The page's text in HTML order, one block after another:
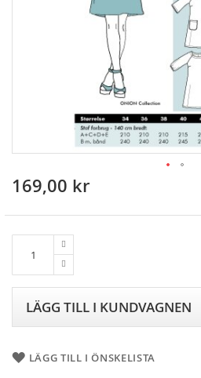
Skip
the
169,00 kr
LÄGG TILL I KUNDVAGNEN
LÄGG TILL I ÖNSKELISTA